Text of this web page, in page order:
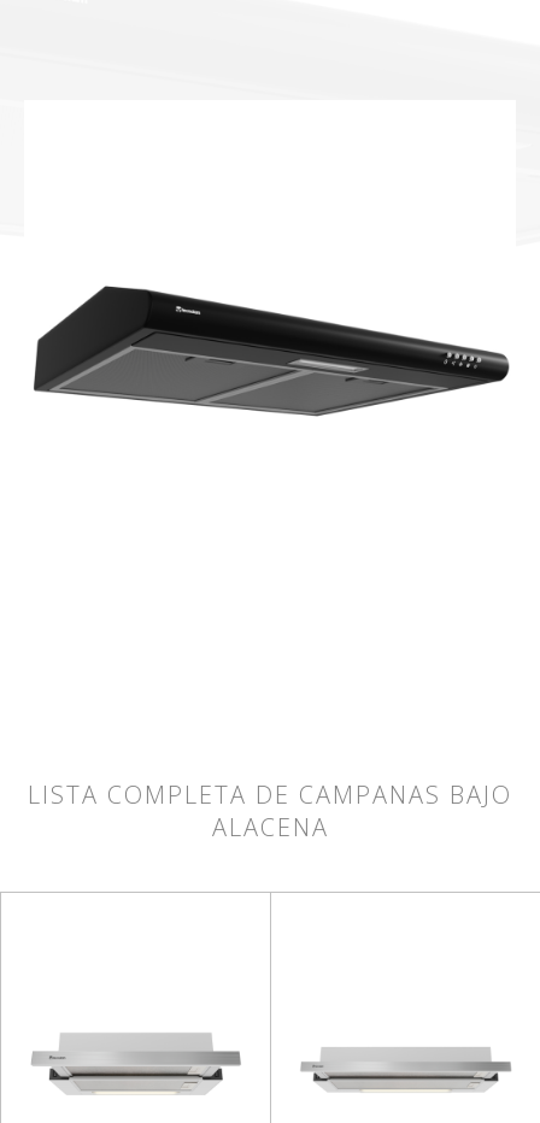
LISTA COMPLETA DE CAMPANAS BAJO
ALACENA